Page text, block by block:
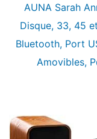
AUNA Sarah
Disque, 33, 45
Bluetooth, Port
Amovibles,